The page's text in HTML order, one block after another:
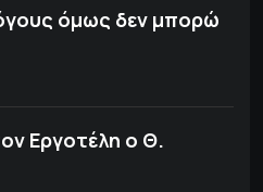
όμως δεν μπορώ
Εργοτέλη ο Θ.